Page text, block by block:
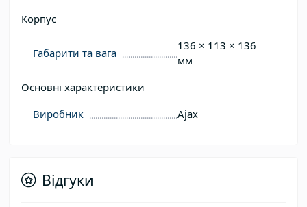
Корпус
Габарити та вага
136 × 113 × 136
мм
Основні характеристики
Виробник
Ajax
Відгуки